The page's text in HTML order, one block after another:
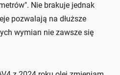
Nie brakuje jednak
pozwalają na dłuższe
wymian nie zawsze się